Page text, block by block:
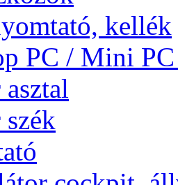
kellék
PC / Mini
szék